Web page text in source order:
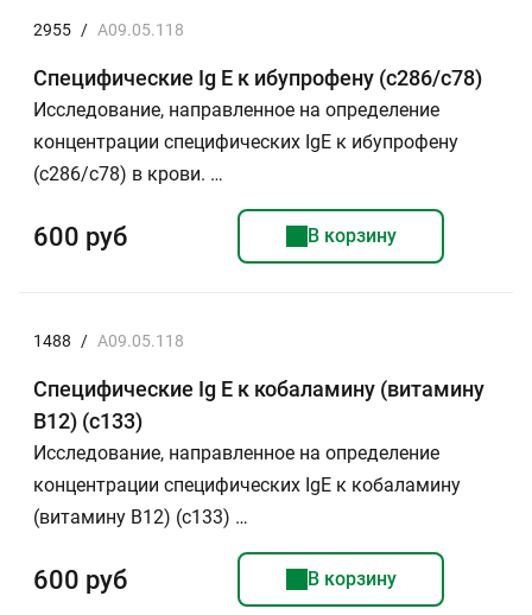
2955 / A09.05.118
Специфические Ig E к ибупрофену (с286/c78)
Исследование, направленное на определение
концентрации специфических IgE к ибупрофену
(с286/с78) в крови. …
600 руб В корзину
1488 / A09.05.118
Специфические Ig E к кобаламину (витамину
В12) (c133)
Исследование, направленное на определение
концентрации специфических IgE к кобаламину
(витамину В12) (с133) …
600 руб В корзину